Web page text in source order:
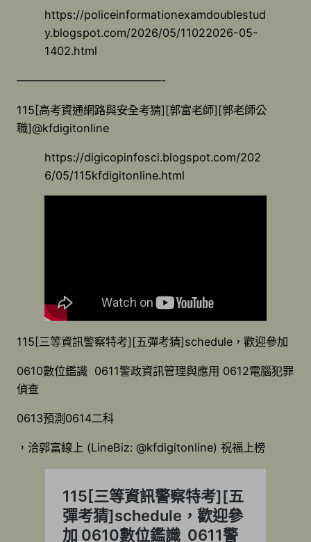
https://policeinformationexamdoublestud
y.blogspot.com/2026/05/11022026-05-
1402.html
—————————————-
115[高考資通網路與安全考猜][郭富老師][郭老師公
職]@kfdigitonline
https://digicopinfosci.blogspot.com/202
6/05/115kfdigitonline.html
115[三等資訊警察特考][五彈考猜]schedule，歡迎參加
0610數位鑑識 0611警政資訊管理與應用 0612電腦犯罪
偵查
0613預測0614二科
，洽郭富線上 (LineBiz: @kfdigitonline) 祝福上榜